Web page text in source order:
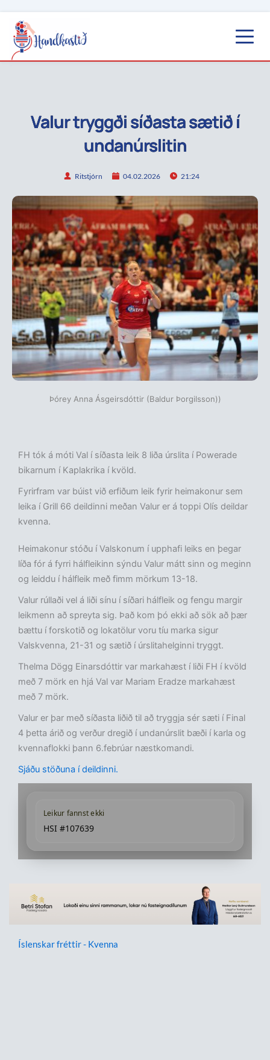
Valur tryggði síðasta sætið í
undanúrslitin
Ritstjórn 04.02.2026 21:24
Þórey Anna Ásgeirsdóttir (Baldur Þorgilsson))
FH tók á móti Val í síðasta leik 8 liða úrslita í Powerade
bikarnum í Kaplakrika í kvöld.
Fyrirfram var búist við erfiðum leik fyrir heimakonur sem
leika í Grill 66 deildinni meðan Valur er á toppi Olís deildar
kvenna.
Heimakonur stóðu í Valskonum í upphafi leiks en þegar
líða fór á fyrri hálfleikinn sýndu Valur mátt sinn og meginn
og leiddu í hálfleik með fimm mörkum 13-18.
Valur rúllaði vel á liði sínu í síðari hálfleik og fengu margir
leikmenn að spreyta sig. Það kom þó ekki að sök að þær
bættu í forskotið og lokatölur voru tíu marka sigur
Valskvenna, 21-31 og sætið í úrslitahelginni tryggt.
Thelma Dögg Einarsdóttir var markahæst í liði FH í kvöld
með 7 mörk en hjá Val var Mariam Eradze markahæst
með 7 mörk.
Valur er þar með síðasta liðið til að tryggja sér sæti í Final
4 þetta árið og verður dregið í undanúrslit bæði í karla og
kvennaflokki þann 6.febrúar næstkomandi.
Sjáðu stöðuna í deildinni.
Leikur fannst ekki
HSI #107639
Íslenskar fréttir - Kvenna